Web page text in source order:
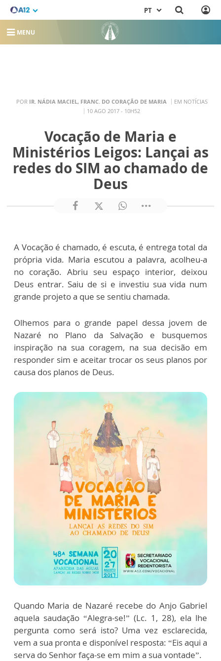
PT
MENU
POR IR. NÁDIA MACIEL, FRANC. DO CORAÇÃO DE MARIA
EM NOTÍCIAS
10 AGO 2017 - 10H52
Vocação de Maria e
Ministérios Leigos: Lançai as
redes do SIM ao chamado de
Deus
A Vocação é chamado, é escuta, é entrega total da
própria vida. Maria escutou a palavra, acolheu-a
no coração. Abriu seu espaço interior, deixou
Deus entrar. Saiu de si e investiu sua vida num
grande projeto a que se sentiu chamada.
Olhemos para o grande papel dessa jovem de
Nazaré no Plano da Salvação e busquemos
inspiração na sua coragem, na sua decisão em
responder sim e aceitar trocar os seus planos por
causa dos planos de Deus.
Quando Maria de Nazaré recebe do Anjo Gabriel
aquela saudação “Alegra-se!” (Lc. 1, 28), ela lhe
pergunta como será isto? Uma vez esclarecida,
vem a sua pronta e disponível resposta: “Eis aqui a
serva do Senhor faça-se em mim a sua vontade”.